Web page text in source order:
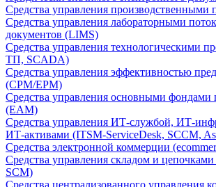
Средства управления производственными
Средства управления лабораторными
документов (LIMS)
Средства управления технологическими
ТП, SCADA)
Средства управления эффективностью
(CPM/EPM)
Средства управления основными фондами
(EAM)
Средства управления ИТ-службой, ИТ-
ИТ-активами (ITSM-ServiceDesk, SCCM,
Средства электронной коммерции
Средства управления складом и
SCM)
Средства централизованного управления